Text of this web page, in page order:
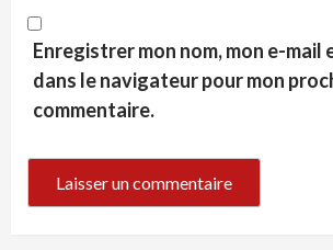
Enregistrer mon nom, mon e-mail
dans le navigateur pour mon
commentaire.